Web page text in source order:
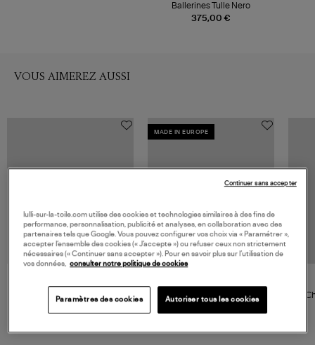
375,00 €
Ballerines Tulle Nero
VOUS AIMEREZ AUSSI
Chemise Mae Black
MADE IN EUROPE
Chemise Oversized Nero
lulli-sur-la-toile.com utilise des cookies et technologies similaires à des fins de
performance, personnalisation, publicité et analyses, en collaboration avec des
partenaires tels que Google. Vous pouvez configurer vos choix via « Paramétrer »,
accepter l’ensemble des cookies (« J’accepte ») ou refuser ceux non strictement
nécessaires (« Continuer sans accepter »). Pour en savoir plus sur l’utilisation de
vos données,
consulter notre politique de cookies
Paramètres des cookies Autoriser tous les cookies
Continuer sans accepter